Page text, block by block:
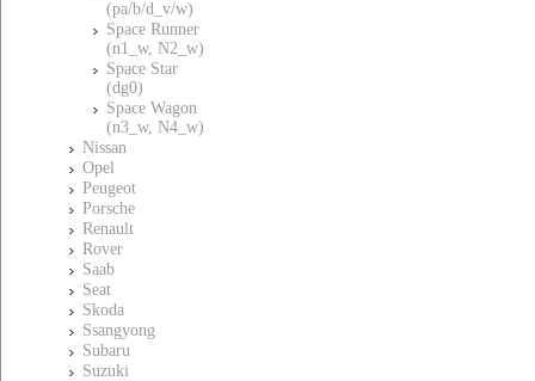
(pa/b/d_v/w)
Space Runner
(n1_w, N2_w)
Space Star
(dg0)
Space Wagon
(n3_w, N4_w)
Nissan
Opel
Peugeot
Porsche
Renault
Rover
Saab
Seat
Skoda
Ssangyong
Subaru
Suzuki